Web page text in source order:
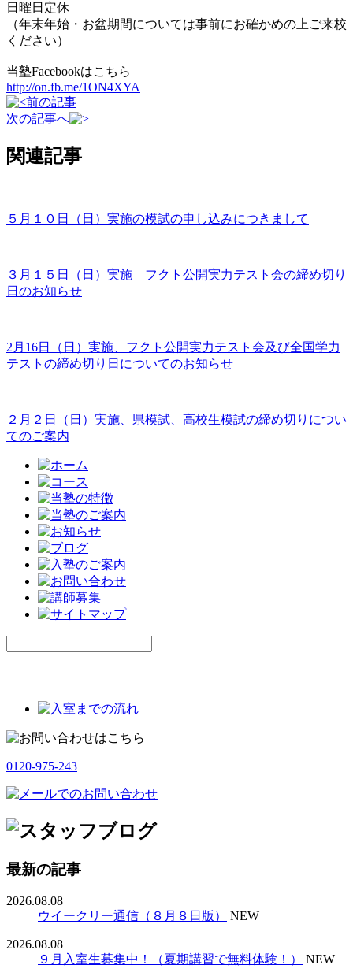
日曜日定休
（年末年始・お盆期間については事前にお確かめの上ご来校
ください）
当塾Facebookはこちら
http://on.fb.me/1ON4XYA
前の記事
次の記事へ
関連記事
５月１０日（日）実施の模試の申し込みにつきまして
３月１５日（日）実施 フクト公開実力テスト会の締め切り
日のお知らせ
2月16日（日）実施、フクト公開実力テスト会及び全国学力
テストの締め切り日についてのお知らせ
２月２日（日）実施、県模試、高校生模試の締め切りについ
てのご案内
0120-975-243
最新の記事
2026.08.08
ウイークリー通信（８月８日版）
NEW
2026.08.08
９月入室生募集中！（夏期講習で無料体験！）
NEW